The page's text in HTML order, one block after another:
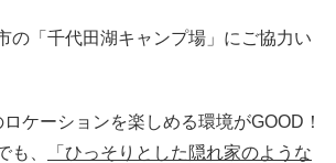
の「千代田湖キャンプ場」にご協力い
ケーションを楽しめる環境がGOOD！
も、
「ひっそりとした隠れ家のような